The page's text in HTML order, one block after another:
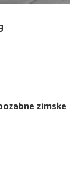
zimske